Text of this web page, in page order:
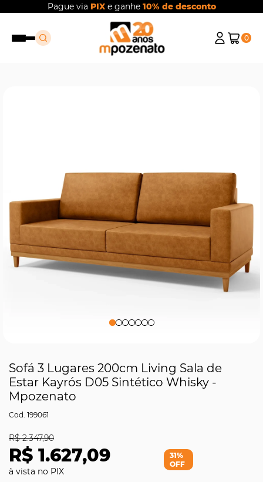
Pague via PIXe ganhe 10% de desconto
0
Sofá 3 Lugares 200cm Living Sala de
Estar Kayrós D05 Sintético Whisky -
Mpozenato
199061
R$ 1.627,09
R$ 2.347,90
31%
OFF